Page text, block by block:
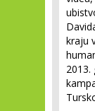
kraju
2013.